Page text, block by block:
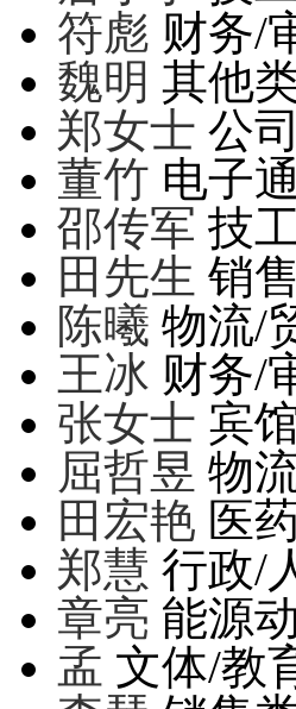
符彪 财务/
魏明 其他
郑女士 公
董竹 电子
邵传军 技
田先生 销
陈曦 物流/
王冰 财务/
张女士 宾
屈哲昱 物
田宏艳 医
郑慧 行政/
章亮 能源
孟 文体/教